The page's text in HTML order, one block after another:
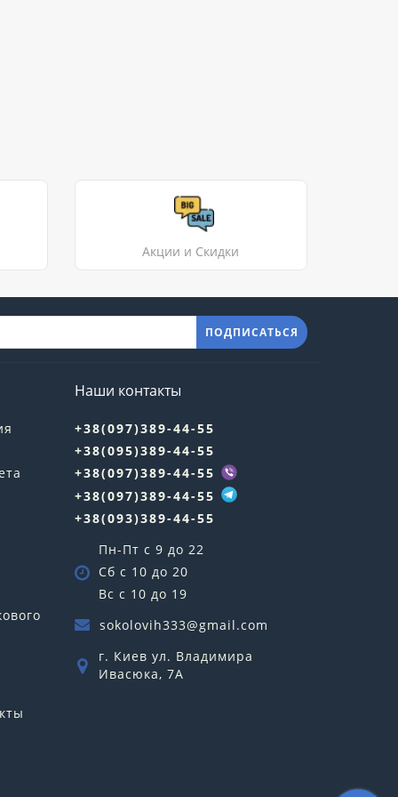
Акции и Скидки
ПОДПИСАТЬСЯ
Наши контакты
+38(097)389-44-55
+38(095)389-44-55
+38(097)389-44-55
+38(097)389-44-55
+38(093)389-44-55
Пн-Пт с 9 до 22
Сб с 10 до 20
Вс с 10 до 19
sokolovih333@gmail.com
г. Киев ул. Владимира
Ивасюка, 7А